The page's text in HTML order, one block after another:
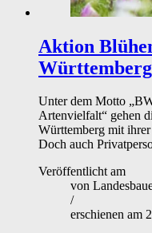
Aktion
Unter dem Motto
Artenvielfalt“ gehen
Württemberg mit
Doch auch
Veröffentlicht am
von
/
erschienen am